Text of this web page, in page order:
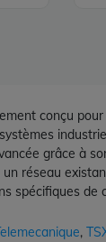
conçu
grâce à
réseau
spécifiques de
,